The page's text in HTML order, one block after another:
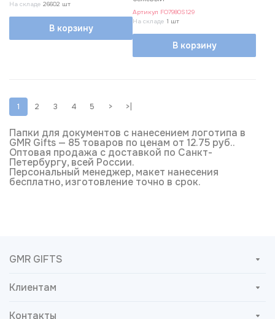
На складе 26602 шт
В корзину
Артикул FO7980S129
На складе 1 шт
В корзину
1 2 3 4 5 > >|
Папки для документов с нанесением логотипа в
GMR Gifts — 85 товаров по ценам от 12.75 руб..
Оптовая продажа с доставкой по Санкт-
Петербургу, всей России.
Персональный менеджер, макет нанесения
бесплатно, изготовление точно в срок.
GMR GIFTS
Клиентам
Контакты